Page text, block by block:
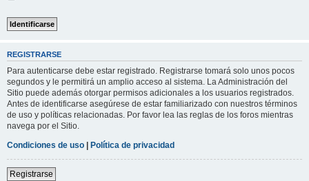
REGISTRARSE
Para autenticarse debe estar registrado. Registrarse tomará solo unos pocos
segundos y le permitirá un amplio acceso al sistema. La Administración del
Sitio puede además otorgar permisos adicionales a los usuarios registrados.
Antes de identificarse asegúrese de estar familiarizado con nuestros términos
de uso y políticas relacionadas. Por favor lea las reglas de los foros mientras
navega por el Sitio.
Condiciones de uso | Política de privacidad
Registrarse